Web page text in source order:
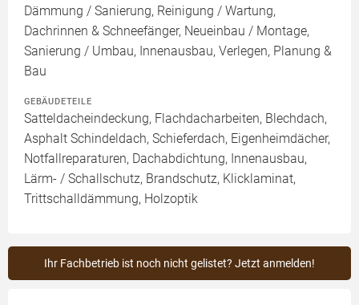
Dämmung / Sanierung, Reinigung / Wartung,
Dachrinnen & Schneefänger, Neueinbau / Montage,
Sanierung / Umbau, Innenausbau, Verlegen, Planung &
Bau
GEBÄUDETEILE
Satteldacheindeckung, Flachdacharbeiten, Blechdach,
Asphalt Schindeldach, Schieferdach, Eigenheimdächer,
Notfallreparaturen, Dachabdichtung, Innenausbau,
Lärm- / Schallschutz, Brandschutz, Klicklaminat,
Trittschalldämmung, Holzoptik
Ihr Fachbetrieb ist noch nicht gelistet? Jetzt anmelden!